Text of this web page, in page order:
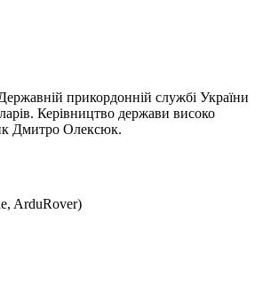
прикордонній службі України
Керівництво держави високо
Дмитро Олексюк.
ArduRover)